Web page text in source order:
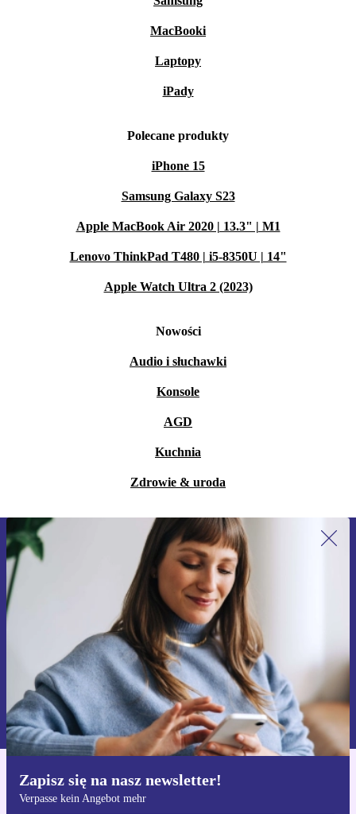
MacBooki
Laptopy
iPady
Polecane produkty
iPhone 15
Samsung Galaxy S23
Apple MacBook Air 2020 | 13.3" | M1
Lenovo ThinkPad T480 | i5-8350U | 14"
Apple Watch Ultra 2 (2023)
Nowości
Audio i słuchawki
Konsole
AGD
Kuchnia
Zdrowie & uroda
Zapisz się na nasz newsletter!
Verpasse kein Angebot mehr
Zapisz się na nasz newsletter!
Nie przegap żadnej oferty.
Zarejestruj się
Informacje na temat używania danych osobowych znajdują się w
naszej
Polityce prywatności
Pobierz aplikację refurbed
Dla iOS i Android